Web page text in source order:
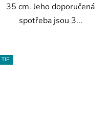
35 cm. Jeho doporučená
spotřeba jsou 3...
TIP